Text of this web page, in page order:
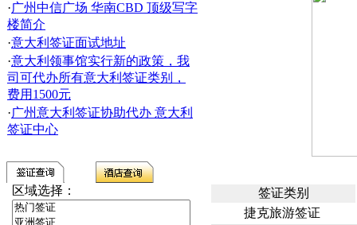
·广州中信广场 华南CBD 顶级写字
楼简介
·意大利签证面试地址
·意大利领事馆实行新的政策，我
司可代办所有意大利签证类别，
费用1500元
·广州意大利签证协助代办 意大利
签证中心
区域选择：
签证类别
捷克旅游签证